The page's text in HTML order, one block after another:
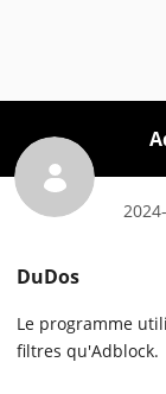
DuDos
Le programme
filtres qu'Adblock.